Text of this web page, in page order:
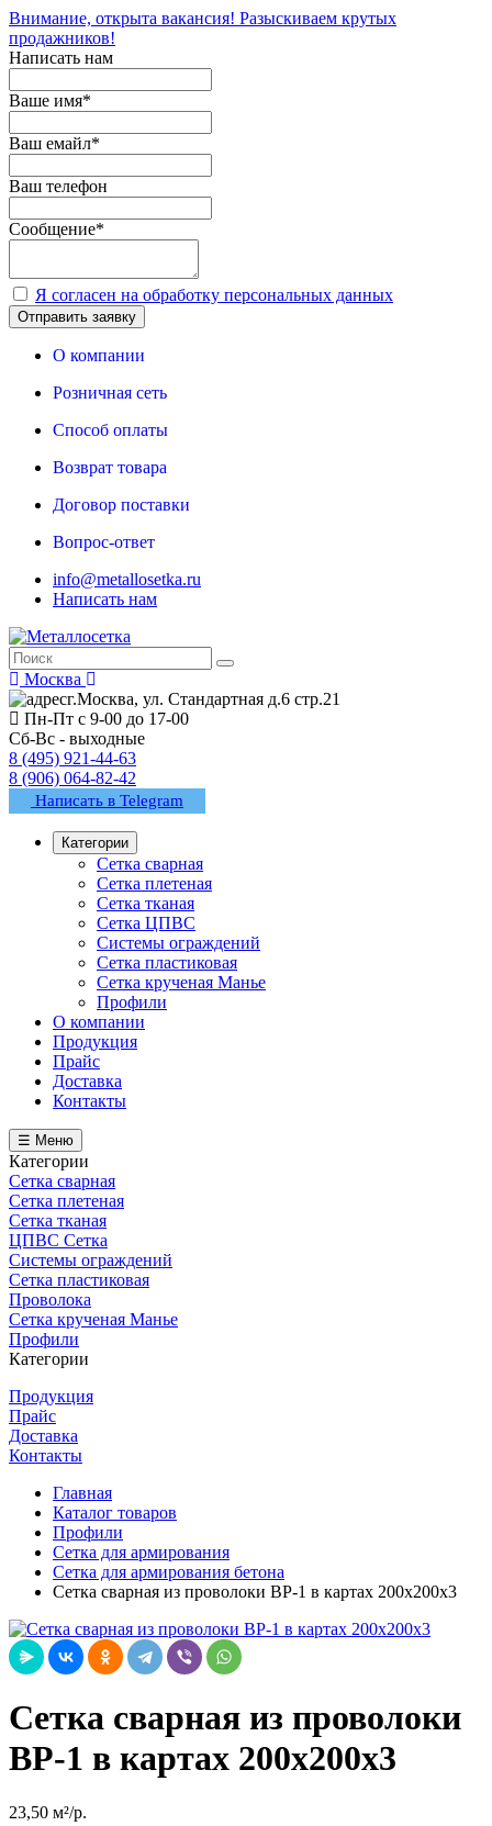
Внимание, открыта вакансия! Разыскиваем крутых
продажников!
Написать нам
Ваше имя*
Ваш емайл*
Ваш телефон
Сообщение*
Я согласен на обработку персональных данных
Отправить заявку
О компании
Розничная сеть
Способ оплаты
Возврат товара
Договор поставки
Вопрос-ответ
info@metallosetka.ru
Написать нам
Москва
г.Москва, ул. Стандартная д.6 стр.21
Пн-Пт с 9-00 до 17-00
Сб-Вс - выходные
8 (495) 921-44-63
8 (906) 064-82-42
Написать в Telegram
Категории
Сетка сварная
Сетка плетеная
Сетка тканая
Сетка ЦПВС
Системы ограждений
Сетка пластиковая
Сетка крученая Манье
Профили
О компании
Продукция
Прайс
Доставка
Контакты
☰ Меню
Категории
Сетка сварная
Сетка плетеная
Сетка тканая
ЦПВС Сетка
Системы ограждений
Сетка пластиковая
Проволока
Сетка крученая Манье
Профили
Категории
Продукция
Прайс
Доставка
Контакты
Главная
Каталог товаров
Профили
Сетка для армирования
Сетка для армирования бетона
Сетка сварная из проволоки ВР-1 в картах 200x200x3
Сетка сварная из проволоки
ВР-1 в картах 200x200x3
23,50 м²/р.